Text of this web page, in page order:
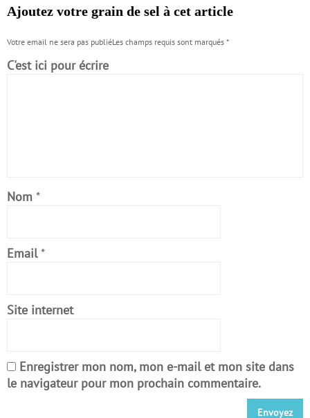
Ajoutez votre grain de sel à cet article
Votre email ne sera pas publiéLes champs requis sont marqués *
C'est ici pour écrire
Nom *
Email *
Site internet
Enregistrer mon nom, mon e-mail et mon site dans
le navigateur pour mon prochain commentaire.